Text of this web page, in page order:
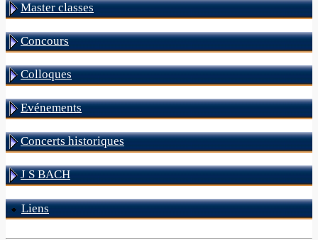
Master classes
Concours
Colloques
Evénements
Concerts historiques
J S BACH
Liens